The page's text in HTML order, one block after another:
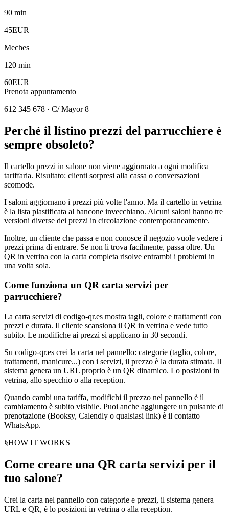
90 min
45EUR
Meches
120 min
60EUR
Prenota appuntamento
612 345 678 · C/ Mayor 8
Perché il listino prezzi del parrucchiere è
sempre obsoleto?
Il cartello prezzi in salone non viene aggiornato a ogni modifica
tariffaria. Risultato: clienti sorpresi alla cassa o conversazioni
scomode.
I saloni aggiornano i prezzi più volte l'anno. Ma il cartello in vetrina
è la lista plastificata al bancone invecchiano. Alcuni saloni hanno tre
versioni diverse dei prezzi in circolazione contemporaneamente.
Inoltre, un cliente che passa e non conosce il negozio vuole vedere i
prezzi prima di entrare. Se non li trova facilmente, passa oltre. Un
QR in vetrina con la carta completa risolve entrambi i problemi in
una volta sola.
Come funziona un QR carta servizi per
parrucchiere?
La carta servizi di codigo-qr.es mostra tagli, colore e trattamenti con
prezzi e durata. Il cliente scansiona il QR in vetrina e vede tutto
subito. Le modifiche ai prezzi si applicano in 30 secondi.
Su codigo-qr.es crei la carta nel pannello: categorie (taglio, colore,
trattamenti, manicure...) con i servizi, il prezzo è la durata stimata. Il
sistema genera un URL proprio è un QR dinamico. Lo posizioni in
vetrina, allo specchio o alla reception.
Quando cambi una tariffa, modifichi il prezzo nel pannello è il
cambiamento è subito visibile. Puoi anche aggiungere un pulsante di
prenotazione (Booksy, Calendly o qualsiasi link) è il contatto
WhatsApp.
§HOW IT WORKS
Come creare una QR carta servizi per il
tuo salone?
Crei la carta nel pannello con categorie e prezzi, il sistema genera
URL e QR, è lo posizioni in vetrina o alla reception.